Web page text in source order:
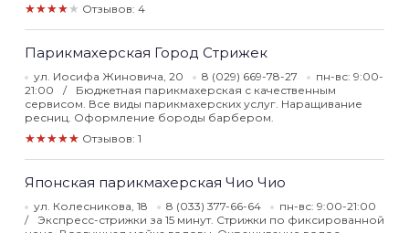
★★★★★ Отзывов: 4
Парикмахерская Город Стрижек
ул. Иосифа Жиновича, 20 8 (029) 669-78-27
пн-вс: 9:00-
21:00
Бюджетная парикмахерская с качественным
сервисом. Все виды парикмахерских услуг. Наращивание
ресниц. Оформление бороды барбером.
★★★★★ Отзывов: 1
Японская парикмахерская Чио Чио
ул. Колесникова, 18 8 (033) 377-66-64
пн-вс: 9:00-21:00
Экспресс-стрижки за 15 минут. Стрижки по фиксированной